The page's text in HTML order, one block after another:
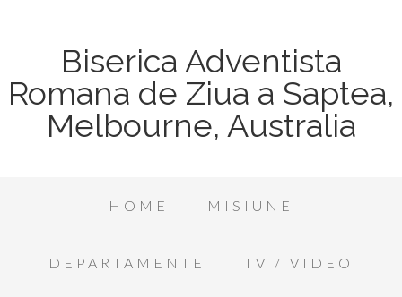
Biserica Adventista
Romana de Ziua a Saptea,
Melbourne, Australia
HOME MISIUNE
DEPARTAMENTE TV / VIDEO